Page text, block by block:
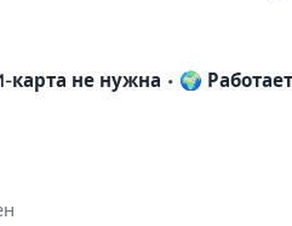
карта не нужна • 🌍